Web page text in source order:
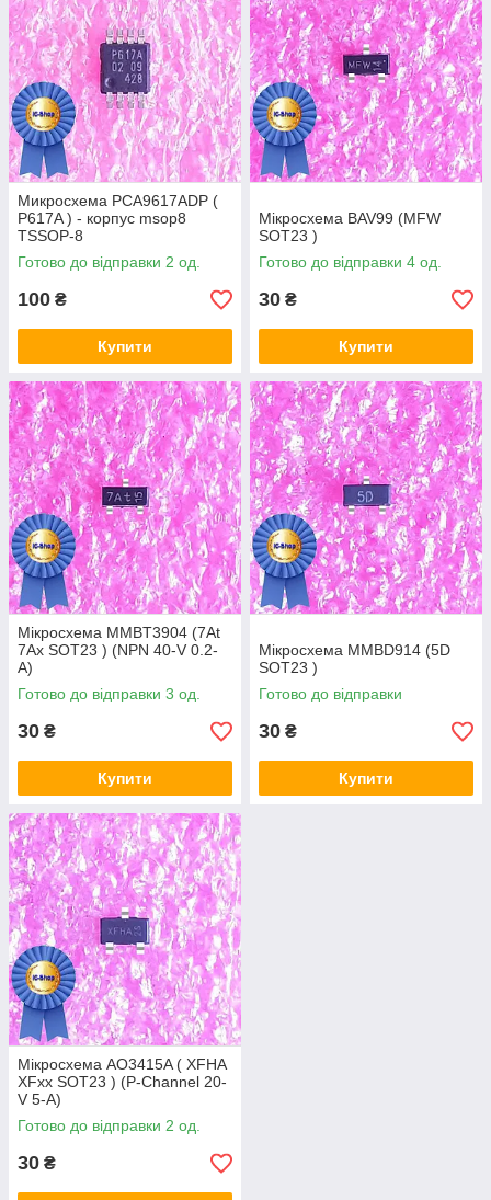
Микросхема PCA9617ADP (
P617A ) - корпус msop8
TSSOP-8
Готово до відправки 2 од.
100 ₴
Купити
Мікросхема BAV99 (MFW
SOT23 )
Готово до відправки 4 од.
30 ₴
Купити
Мікросхема MMBT3904 (7At
7Ax SOT23 ) (NPN 40-V 0.2-
A)
Готово до відправки 3 од.
30 ₴
Купити
Мікросхема MMBD914 (5D
SOT23 )
Готово до відправки
30 ₴
Купити
Мікросхема AO3415A ( XFHA
XFxx SOT23 ) (P-Channel 20-
V 5-A)
Готово до відправки 2 од.
30 ₴